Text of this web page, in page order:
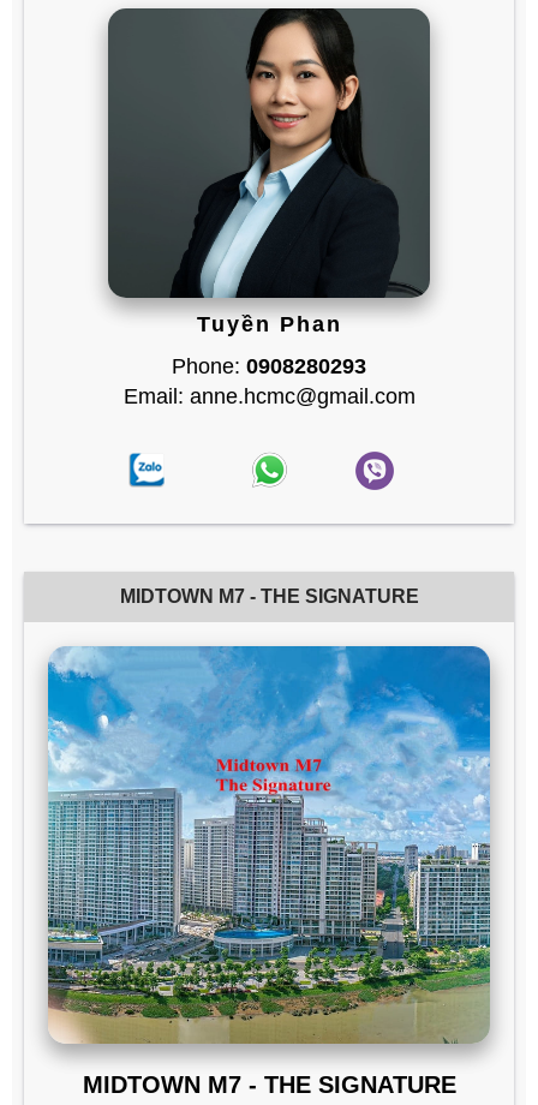
Tuyền Phan
Phone: 0908280293
Email: anne.hcmc@gmail.com
MIDTOWN M7 - THE SIGNATURE
MIDTOWN M7 - THE SIGNATURE